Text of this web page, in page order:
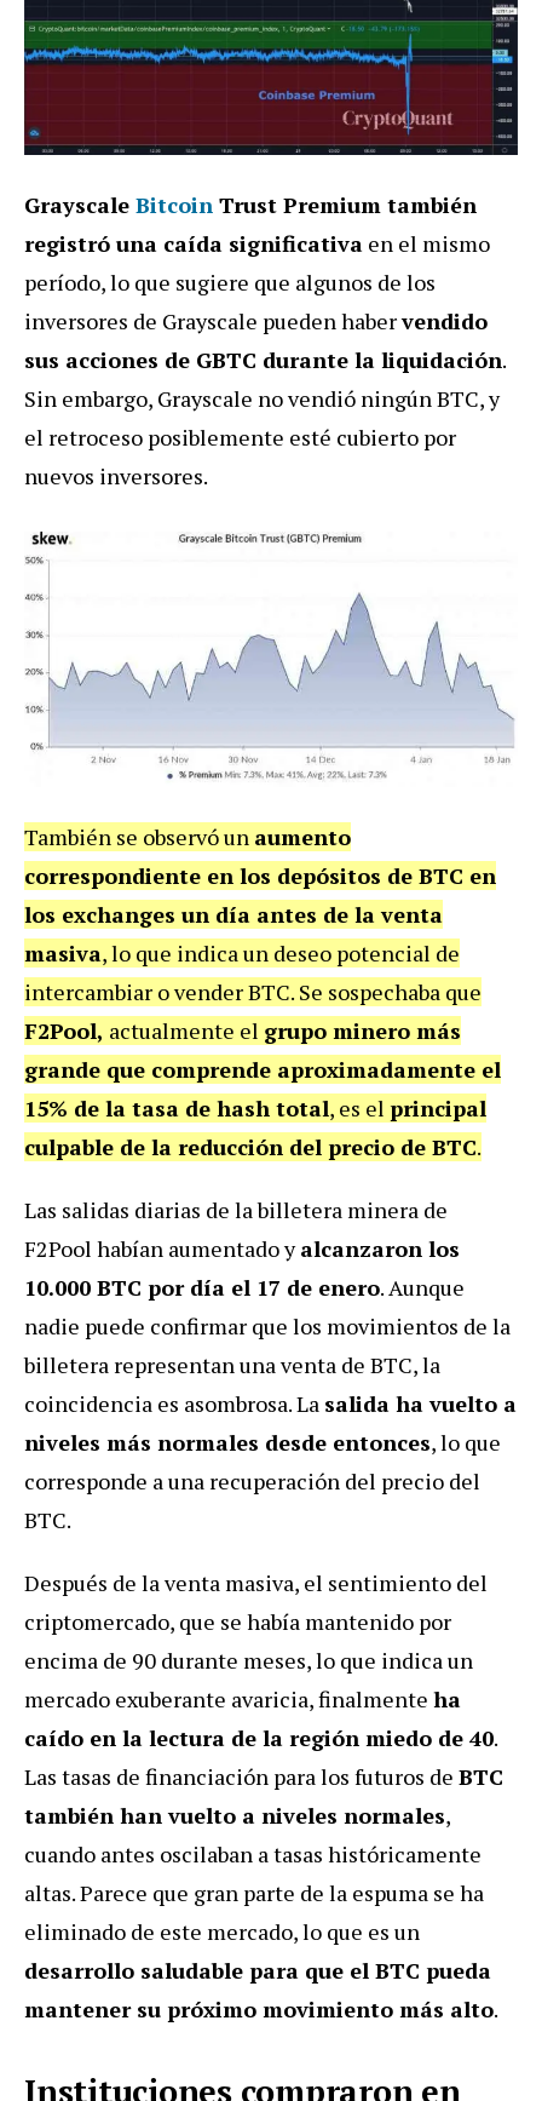
Grayscale Bitcoin Trust Premium también
registró una caída significativa en el mismo
período, lo que sugiere que algunos de los
inversores de Grayscale pueden habervendido
sus acciones de GBTC durante la liquidación.
Sin embargo, Grayscale no vendió ningún BTC, y
el retroceso posiblemente esté cubierto por
nuevos inversores.
También se observó un aumento
correspondiente en los depósitos de BTC en
los exchanges un día antes de la venta
masiva, lo que indica un deseo potencial de
intercambiar o vender BTC. Se sospechaba que
F2Pool, actualmente el grupo minero más
grande que comprende aproximadamente el
15% de la tasa de hash total, es el principal
culpable de la reducción del precio de BTC.
Las salidas diarias de la billetera minera de
F2Pool habían aumentado yalcanzaron los
10.000 BTC por día el 17 de enero. Aunque
nadie puede confirmar que los movimientos de la
billetera representan una venta de BTC, la
coincidencia es asombrosa. La salida ha vuelto a
niveles más normales desde entonces, lo que
corresponde a una recuperación del precio del
BTC.
Después de la venta masiva, el sentimiento del
criptomercado, que se había mantenido por
encima de 90 durante meses, lo que indica un
mercado exuberante avaricia, finalmente ha
caído en la lectura de la región miedo de 40.
Las tasas de financiación para los futuros de BTC
también han vuelto a niveles normales,
cuando antes oscilaban a tasas históricamente
altas. Parece que gran parte de la espuma se ha
eliminado de este mercado, lo que es un
desarrollo saludable para que el BTC pueda
mantener su próximo movimiento más alto.
Instituciones compraron en